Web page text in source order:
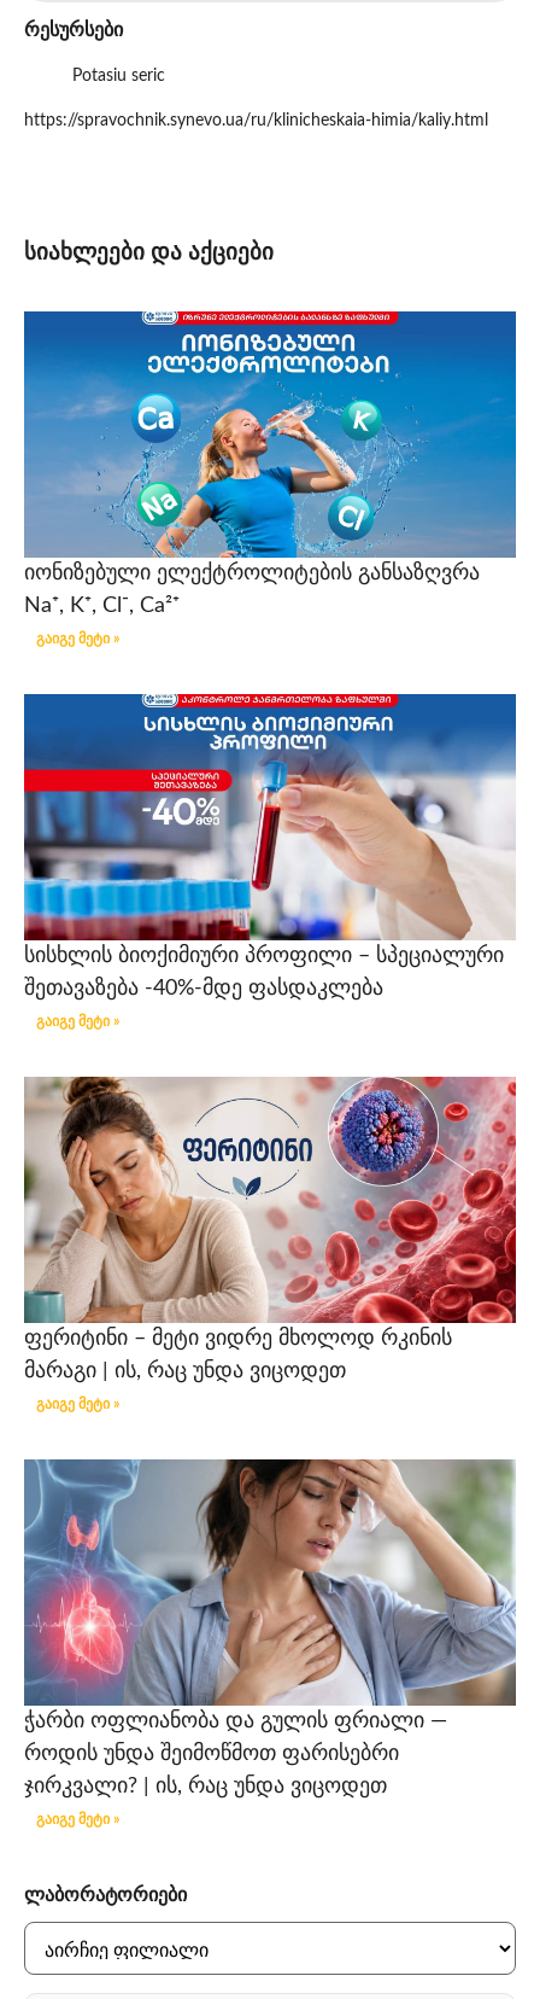
რესურსები
Potasiu seric
https://spravochnik.synevo.ua/ru/klinicheskaia-himia/kaliy.html
სიახლეები და აქციები
იონიზებული ელექტროლიტების განსაზღვრა
Na⁺, K⁺, Cl⁻, Ca²⁺
გაიგე მეტი »
სისხლის ბიოქიმიური პროფილი – სპეციალური
შეთავაზება -40%-მდე ფასდაკლება
გაიგე მეტი »
ფერიტინი – მეტი ვიდრე მხოლოდ რკინის
მარაგი | ის, რაც უნდა ვიცოდეთ
გაიგე მეტი »
ჭარბი ოფლიანობა და გულის ფრიალი —
როდის უნდა შეიმოწმოთ ფარისებრი
ჯირკვალი? | ის, რაც უნდა ვიცოდეთ
გაიგე მეტი »
ლაბორატორიები